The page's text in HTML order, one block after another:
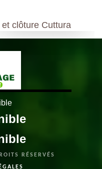
clôture Cuttura
RÉSERVÉS